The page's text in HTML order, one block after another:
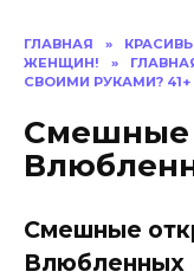
ГЛАВНАЯ »
ЖЕНЩИН!
»
СВОИМИ РУКАМИ?
Смешные
Смешные
Влюбленных